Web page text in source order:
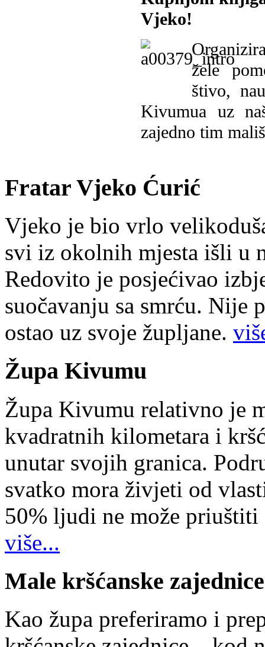
Vjeko!
žele
štivo,
Kivumua uz
zajedno tim
Fratar Vjeko Ćurić
Vjeko je bio vrlo
svi iz okolnih mjesta išli u
Redovito je posjećivao
suočavanju sa smrću. Nije
ostao uz svoje župljane.
Župa Kivumu
Župa Kivumu relativno je
kvadratnih kilometara i
unutar svojih granica.
svatko mora živjeti od
50% ljudi ne može
više...
Male kršćanske zajednice
Kao župa preferiramo i